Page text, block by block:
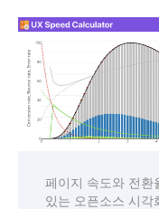
페이지 속도와 전환
있는 오픈소스 시각